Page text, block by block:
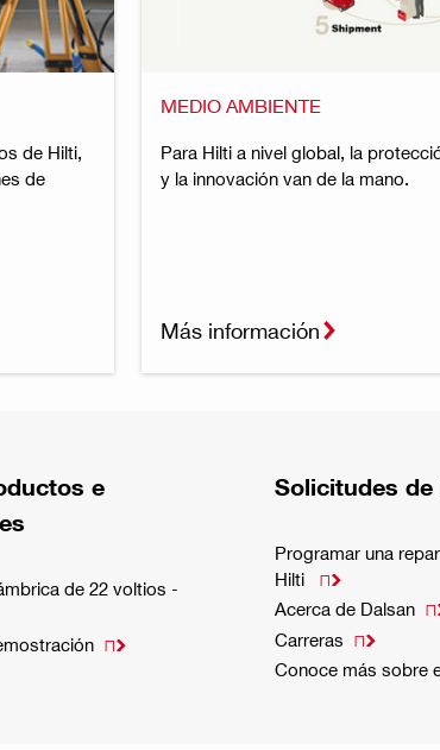
de Hilti,
de
MEDIO AMBIENTE
Para Hilti a nivel global, la
y la innovación van de la mano.
Más información
e
de 22 voltios -

Solicitudes de
Programar una
Hilti

Acerca de Dalsan
Carreras 
Conoce más sobre